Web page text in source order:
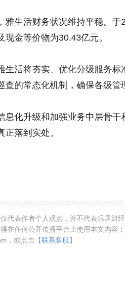
雅生活财务状况维持平稳。
现金等价物为30.43亿元。
生活将夯实、优化分级服务
查的常态化机制，确保各级管
息化升级和加强业务中层骨
正落到实处。
代表作者个人观点，并不代表乐居财
在任何公开传播平台上使用本文内容
，或点击【联系客服】